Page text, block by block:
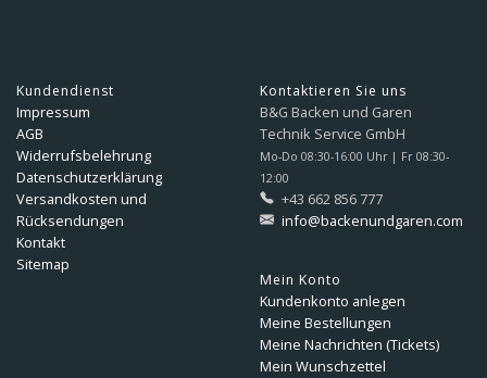
Kundendienst
Impressum
AGB
Widerrufsbelehrung
Datenschutzerklärung
Versandkosten und
Rücksendungen
Kontakt
Sitemap
Kontaktieren Sie uns
B&G Backen und Garen
Technik Service GmbH
Mo-Do 08:30-16:00 Uhr | Fr 08:30-
12:00
+43 662 856 777
info@backenundgaren.com
Mein Konto
Kundenkonto anlegen
Meine Bestellungen
Meine Nachrichten (Tickets)
Mein Wunschzettel